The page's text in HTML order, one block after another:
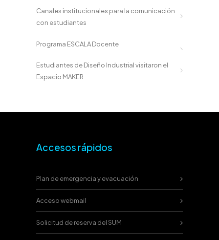
Canales institucionales para la comunicación
con estudiantes
Programa ESCALA Docente
Estudiantes de Diseño Industrial visitaron el
Espacio MAKER
Accesos rápidos
Plan de emergencia y evacuación
Acceso webmail
Solicitud de reserva del SUM